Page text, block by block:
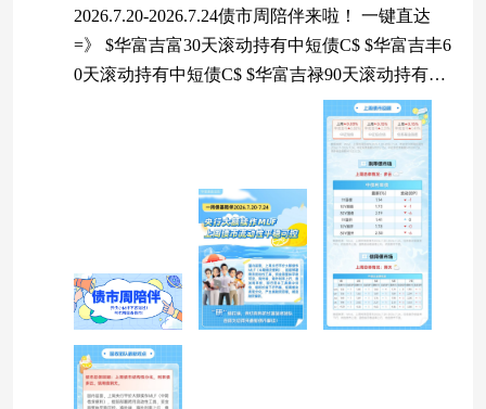
2026.7.20-2026.7.24债市周陪伴来啦！ 一键直达
=》 $华富吉富30天滚动持有中短债C$ $华富吉丰6
0天滚动持有中短债C$ $华富吉禄90天滚动持有债
券C$ #复盘记录##投资干货##定期理财讨论圈##市
场震荡下，如何寻找“稳稳的幸福”？##债券基金怎